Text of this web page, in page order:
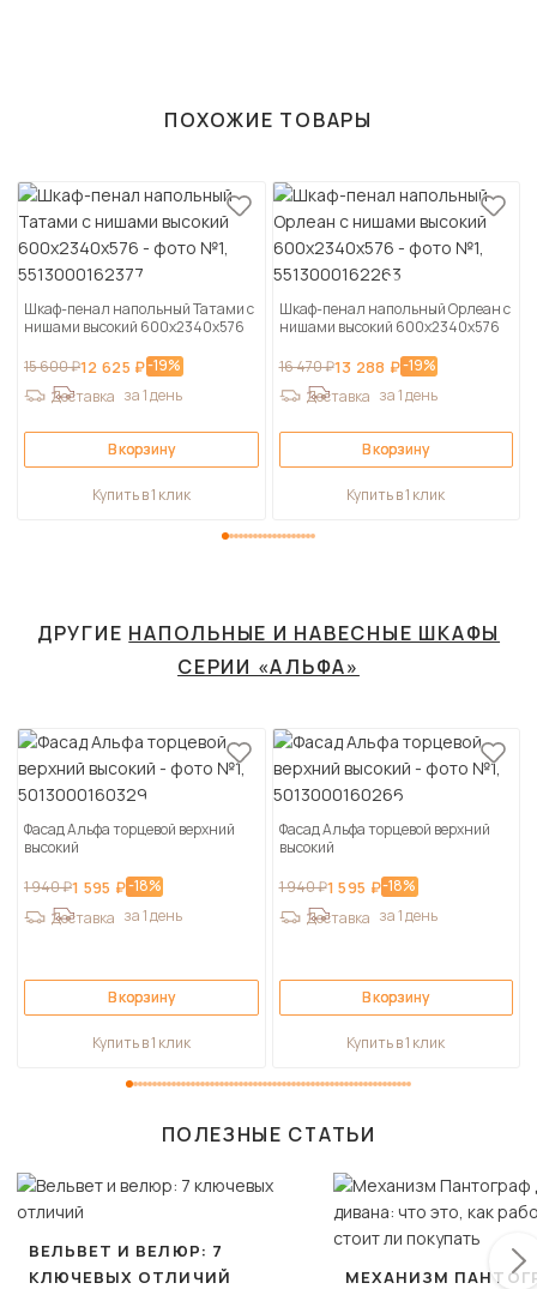
ПОХОЖИЕ ТОВАРЫ
Шкаф-пенал напольный Татами с
нишами высокий 600х2340х576
15 600 ₽12 625 ₽-19%
Доставка за 1 день
В корзину
Купить в 1 клик
Шкаф-пенал напольный Орлеан с
нишами высокий 600х2340х576
16 470 ₽13 288 ₽-19%
Доставка за 1 день
В корзину
Купить в 1 клик
ДРУГИЕ НАПОЛЬНЫЕ И НАВЕСНЫЕ ШКАФЫ
СЕРИИ «АЛЬФА»
Фасад Альфа торцевой верхний
высокий
1 940 ₽1 595 ₽-18%
Доставка за 1 день
В корзину
Купить в 1 клик
Фасад Альфа торцевой верхний
высокий
1 940 ₽1 595 ₽-18%
Доставка за 1 день
В корзину
Купить в 1 клик
ПОЛЕЗНЫЕ СТАТЬИ
ВЕЛЬВЕТ И ВЕЛЮР: 7
КЛЮЧЕВЫХ ОТЛИЧИЙ
МЕХАНИЗМ